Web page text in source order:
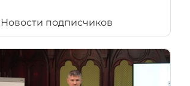
Новости подписчиков